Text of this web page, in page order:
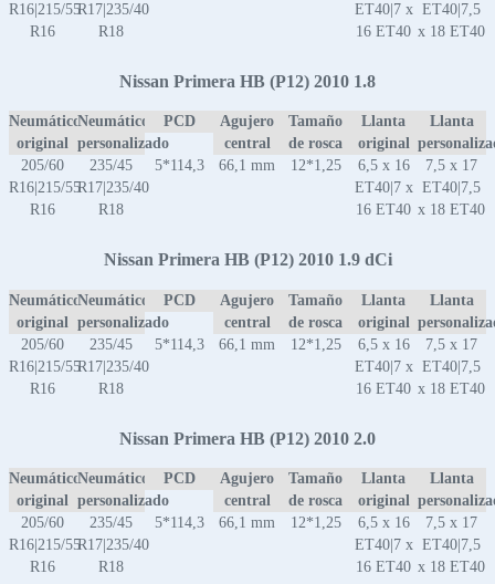
R16|215/55
R16
R17|235/40
R18
ET40|7 x
16 ET40
ET40|7,5
x 18 ET40
Nissan Primera HB (P12) 2010 1.8
Neumático
original
Neumático
personalizado
PCD
Agujero
central
Tamaño
de rosca
Llanta
original
Llanta
205/60
R16|215/55
R16
235/45
R17|235/40
R18
5*114,3 66,1 mm 12*1,25
6,5 x 16
ET40|7 x
16 ET40
7,5 x 17
ET40|7,5
x 18 ET40
Nissan Primera HB (P12) 2010 1.9 dCi
Neumático
original
Neumático
personalizado
PCD
Agujero
central
Tamaño
de rosca
Llanta
original
Llanta
205/60
R16|215/55
R16
235/45
R17|235/40
R18
5*114,3 66,1 mm 12*1,25
6,5 x 16
ET40|7 x
16 ET40
7,5 x 17
ET40|7,5
x 18 ET40
Nissan Primera HB (P12) 2010 2.0
Neumático
original
Neumático
personalizado
PCD
Agujero
central
Tamaño
de rosca
Llanta
original
Llanta
205/60
R16|215/55
R16
235/45
R17|235/40
R18
5*114,3 66,1 mm 12*1,25
6,5 x 16
ET40|7 x
16 ET40
7,5 x 17
ET40|7,5
x 18 ET40